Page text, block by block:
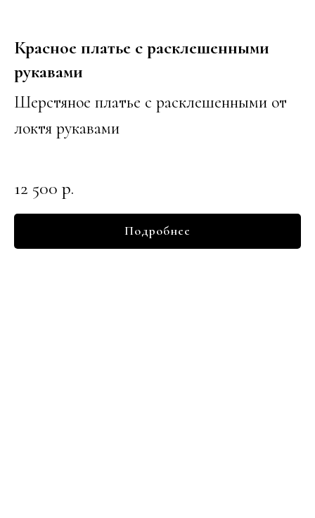
Красное платье с расклешенными
рукавами
Шерстяное платье с расклешенными от
локтя рукавами
12 500 р.
Подробнее